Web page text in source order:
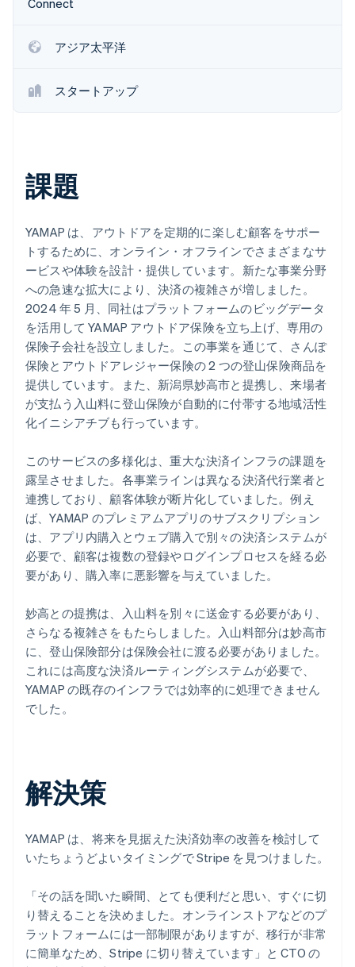
Stripe が AI の経済インフラをどのように構築しているかを
ご覧ください。
こちらをご覧ください
Connect
アジア太平洋
スタートアップ
課題
YAMAP は、アウトドアを定期的に楽しむ顧客をサポー
トするために、オンライン・オフラインでさまざまなサ
ービスや体験を設計・提供しています。新たな事業分野
への急速な拡大により、決済の複雑さが増しました。
2024 年 5 月、同社はプラットフォームのビッグデータ
を活用して YAMAP アウトドア保険を立ち上げ、専用の
保険子会社を設立しました。この事業を通じて、さんぽ
保険とアウトドアレジャー保険の 2 つの登山保険商品を
提供しています。また、新潟県妙高市と提携し、来場者
が支払う入山料に登山保険が自動的に付帯する地域活性
化イニシアチブも行っています。
このサービスの多様化は、重大な決済インフラの課題を
露呈させました。各事業ラインは異なる決済代行業者と
連携しており、顧客体験が断片化していました。例え
ば、YAMAP のプレミアムアプリのサブスクリプション
は、アプリ内購入とウェブ購入で別々の決済システムが
必要で、顧客は複数の登録やログインプロセスを経る必
要があり、購入率に悪影響を与えていました。
妙高との提携は、入山料を別々に送金する必要があり、
さらなる複雑さをもたらしました。入山料部分は妙高市
に、登山保険部分は保険会社に渡る必要がありました。
これには高度な決済ルーティングシステムが必要で、
YAMAP の既存のインフラでは効率的に処理できません
でした。
解決策
YAMAP は、将来を見据えた決済効率の改善を検討して
いたちょうどよいタイミングで Stripe を見つけました。
「その話を聞いた瞬間、とても便利だと思い、すぐに切
り替えることを決めました。オンラインストアなどのプ
ラットフォームには一部制限がありますが、移行が非常
に簡単なため、Stripe に切り替えています」と CTO の